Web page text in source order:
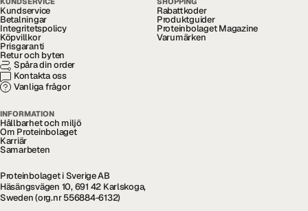
Kundservice
Betalningar
Integritetspolicy
Köpvillkor
Prisgaranti
Retur och byten
Spåra din order
Kontakta oss
Vanliga frågor
Rabattkoder
Produktguider
Proteinbolaget Magazine
Varumärken
INFORMATION
Hållbarhet och miljö
Om Proteinbolaget
Karriär
Samarbeten
Proteinbolaget i Sverige AB
Häsängsvägen 10, 691 42 Karlskoga,
Sweden (org.nr 556884-6132)